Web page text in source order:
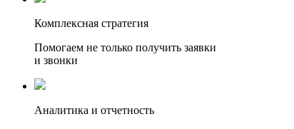
Комплексная стратегия
Помогаем не только получить заявки
и звонки
Аналитика и отчетность